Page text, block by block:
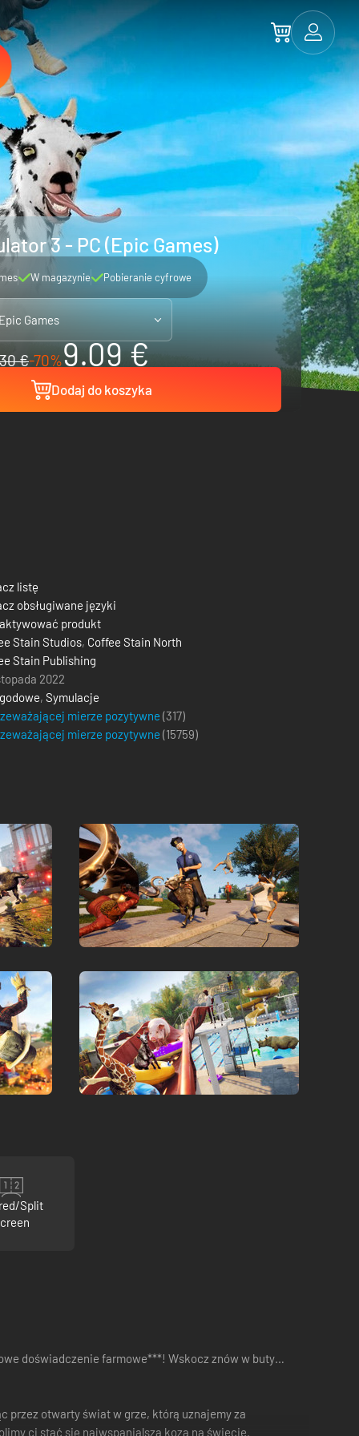
3 - PC (Epic Games)
W magazynie Pobieranie cyfrowe
Games
30 €-70%9.09 €
Dodaj do koszyka
listę
obsługiwane języki
produkt
Stain Studios, Coffee Stain North
Stain Publishing
2022
, Symulacje
mierze pozytywne (317)
mierze pozytywne (15759)
Split
doświadczenie farmowe***! Wskocz znów w buty…
przez otwarty świat w grze, którą uznajemy za
ci stać się najwspanialszą kozą na świecie.